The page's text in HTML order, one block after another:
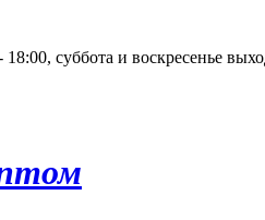
18:00, суббота и воскресенье